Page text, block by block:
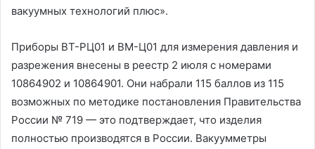
вакуумных технологий плюс».
Приборы ВТ-РЦ01 и ВМ-Ц01 для измерения давления и
разрежения внесены в реестр 2 июля с номерами
10864902 и 10864901. Они набрали 115 баллов из 115
возможных по методике постановления Правительства
России № 719 — это подтверждает, что изделия
полностью производятся в России. Вакуумметры